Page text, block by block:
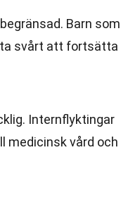
Barn som
svårt att fortsätta
Internflyktingar
medicinsk vård och